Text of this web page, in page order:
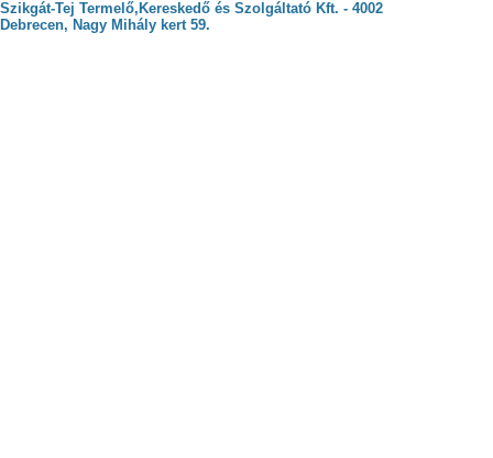
Szikgát-Tej Termelő,Kereskedő és Szolgáltató Kft. - 4002
Debrecen, Nagy Mihály kert 59.